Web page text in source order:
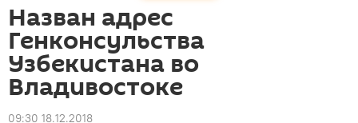
Назван адрес
Генконсульства
Узбекистана во
Владивостоке
09:30 18.12.2018